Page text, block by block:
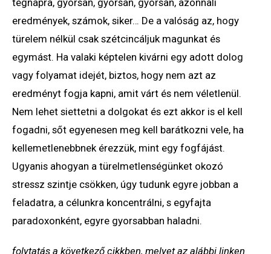
eredmények, számok, siker… De a valóság az, hogy
türelem nélkül csak szétcincáljuk magunkat és
egymást. Ha valaki képtelen kivárni egy adott dolog
vagy folyamat idejét, biztos, hogy nem azt az
eredményt fogja kapni, amit várt és nem véletlenül.
Nem lehet siettetni a dolgokat és ezt akkor is el kell
fogadni, sőt egyenesen meg kell barátkozni vele, ha
kellemetlenebbnek érezzük, mint egy fogfájást.
Ugyanis ahogyan a türelmetlenségünket okozó
stressz szintje csökken, úgy tudunk egyre jobban a
feladatra, a célunkra koncentrálni, s egyfajta
paradoxonként, egyre gyorsabban haladni.
folytatás a következő cikkben, melyet az alábbi linken